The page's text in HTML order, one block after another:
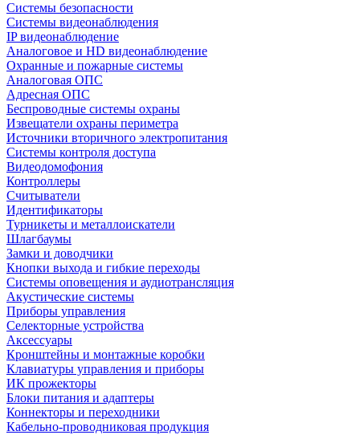
Системы безопасности
Системы видеонаблюдения
IP видеонаблюдение
Аналоговое и HD видеонаблюдение
Охранные и пожарные системы
Аналоговая ОПС
Адресная ОПС
Беспроводные системы охраны
Извещатели охраны периметра
Источники вторичного электропитания
Системы контроля доступа
Видеодомофония
Контроллеры
Считыватели
Идентификаторы
Турникеты и металлоискатели
Шлагбаумы
Замки и доводчики
Кнопки выхода и гибкие переходы
Системы оповещения и аудиотрансляция
Акустические системы
Приборы управления
Селекторные устройства
Аксессуары
Кронштейны и монтажные коробки
Клавиатуры управления и приборы
ИК прожекторы
Блоки питания и адаптеры
Коннекторы и переходники
Кабельно-проводниковая продукция